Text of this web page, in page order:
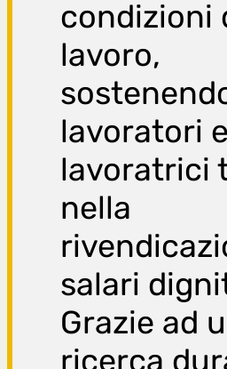
condizioni
lavoro,
lavoratori e
lavoratrici
nella
salari
Grazie ad
ricerca